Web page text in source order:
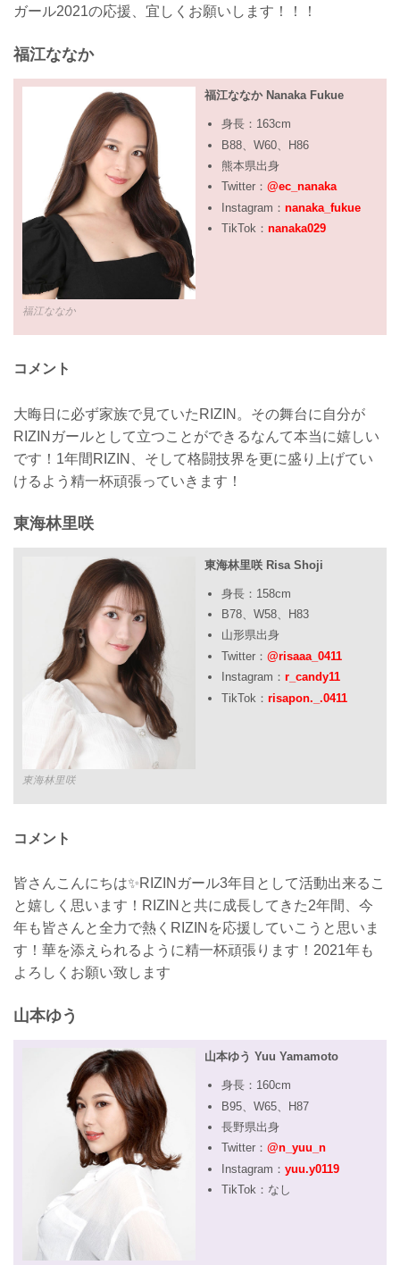
ガール2021の応援、宜しくお願いします！！！
福江ななか
福江ななか
福江ななか Nanaka Fukue
身長：163cm
B88、W60、H86
熊本県出身
Twitter： @ec_nanaka
Instagram： nanaka_fukue
TikTok： nanaka029
コメント
大晦日に必ず家族で見ていたRIZIN。その舞台に自分が
RIZINガールとして立つことができるなんて本当に嬉しい
です！1年間RIZIN、そして格闘技界を更に盛り上げてい
けるよう精一杯頑張っていきます！
東海林里咲
東海林里咲
東海林里咲 Risa Shoji
身長：158cm
B78、W58、H83
山形県出身
Twitter： @risaaa_0411
Instagram： r_candy11
TikTok： risapon._.0411
コメント
皆さんこんにちは✨RIZINガール3年目として活動出来るこ
と嬉しく思います！RIZINと共に成長してきた2年間、今
年も皆さんと全力で熱くRIZINを応援していこうと思いま
す！華を添えられるように精一杯頑張ります！2021年も
よろしくお願い致します
山本ゆう
山本ゆう Yuu Yamamoto
身長：160cm
B95、W65、H87
長野県出身
Twitter： @n_yuu_n
Instagram： yuu.y0119
TikTok：なし